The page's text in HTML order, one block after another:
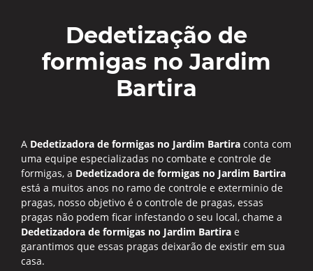
Dedetização de
formigas no Jardim
Bartira
A Dedetizadora de formigas no Jardim Bartira conta com
uma equipe especializadas no combate e controle de
formigas, a Dedetizadora de formigas no Jardim Bartira
está a muitos anos no ramo de controle e exterminio de
pragas, nosso objetivo é o controle de pragas, essas
pragas não podem ficar infestando o seu local, chame a
Dedetizadora de formigas no Jardim Bartira e
garantimos que essas pragas deixarão de existir em sua
casa.